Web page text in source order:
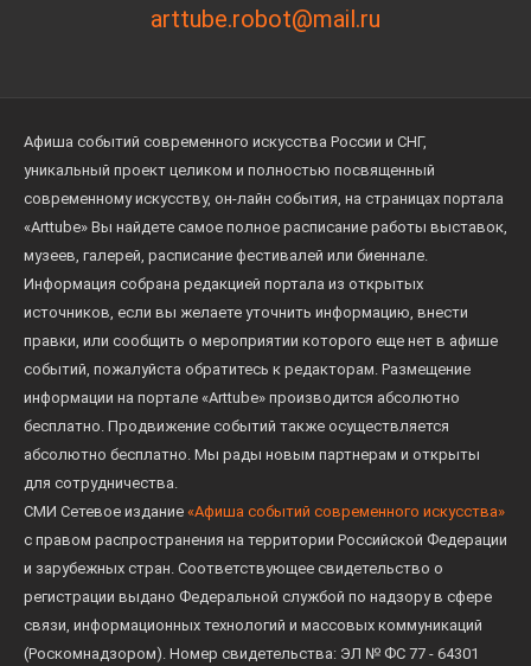
arttube.robot@mail.ru
Афиша событий современного искусства России и СНГ,
уникальный проект целиком и полностью посвященный
современному искусству, он-лайн события, на страницах портала
«Arttube» Вы найдете самое полное расписание работы выставок,
музеев, галерей, расписание фестивалей или биеннале.
Информация собрана редакцией портала из открытых
источников, если вы желаете уточнить информацию, внести
правки, или сообщить о мероприятии которого еще нет в афише
событий, пожалуйста обратитесь к редакторам. Размещение
информации на портале «Arttube» производится абсолютно
бесплатно. Продвижение событий также осуществляется
абсолютно бесплатно. Мы рады новым партнерам и открыты
для сотрудничества.
СМИ Сетевое издание «Афиша событий современного искусства»
с правом распространения на территории Российской Федерации
и зарубежных стран. Соответствующее свидетельство о
регистрации выдано Федеральной службой по надзору в сфере
связи, информационных технологий и массовых коммуникаций
(Роскомнадзором). Номер свидетельства: ЭЛ № ФС 77 - 64301